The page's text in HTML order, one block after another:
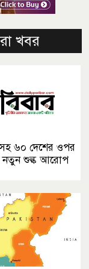
খবর
৬০ দেশের ওপর
নতুন শুল্ক আরোপ